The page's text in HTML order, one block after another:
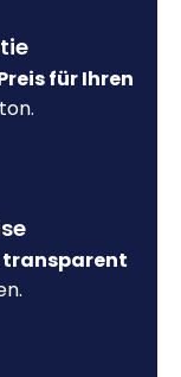
für Ihren
transparent